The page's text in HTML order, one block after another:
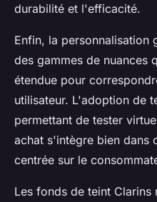
durabilité et l'efficacité.
Enfin, la personnalisation
des gammes de nuances
étendue pour
utilisateur. L'adoption de
permettant de tester
achat s'intègre bien dans
centrée sur le
Les fonds de teint Clarins